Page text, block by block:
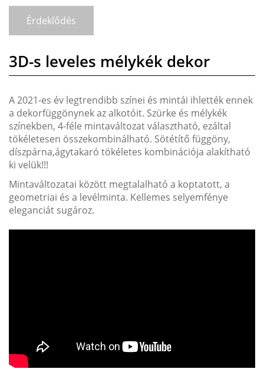
Érdeklődés
3D-s leveles mélykék dekor
A 2021-es év legtrendibb színei és mintái ihlették ennek
a dekorfüggönynek az alkotóit. Szürke és mélykék
színekben, 4-féle mintaváltozat választható, ezáltal
tökéletesen összekombinálható. Sötétítő függöny,
díszpárna,ágytakaró tökéletes kombinációja alakítható
ki velük!!!
Mintaváltozatai között megtalalható a koptatott, a
geometriai és a levélminta. Kellemes selyemfénye
eleganciát sugároz.